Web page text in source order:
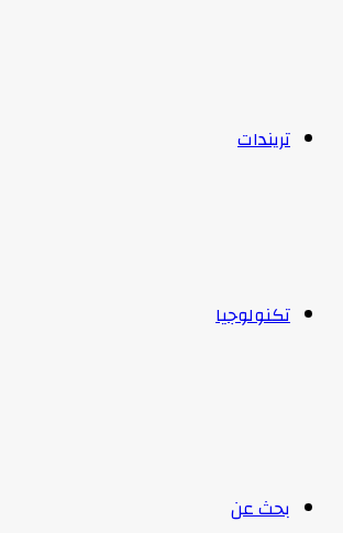
تريندات
تكنولوجيا
بحث عن